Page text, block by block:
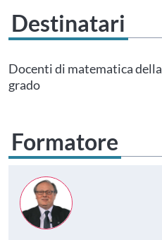
Destinatari
tuo profilo personalePrima di procedere
Area Personale
Docenti di matematica
grado
Formatore